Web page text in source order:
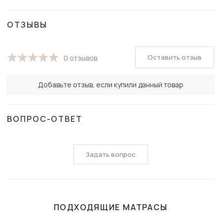
ОТЗЫВЫ
0 отзывов
Добавьте отзыв, если купили данный товар
Оставить отзыв
ВОПРОС-ОТВЕТ
Задать вопрос
ПОДХОДЯЩИЕ МАТРАСЫ